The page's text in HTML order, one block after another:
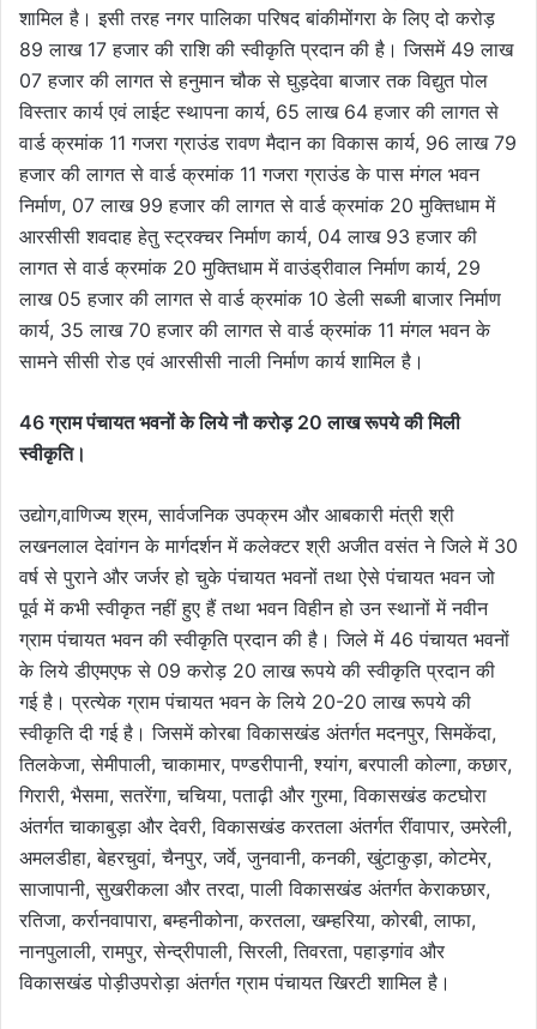
शामिल है। इसी तरह नगर पालिका परिषद बांकीमोंगरा के लिए दो करोड़
89 लाख 17 हजार की राशि की स्वीकृति प्रदान की है। जिसमें 49 लाख
07 हजार की लागत से हनुमान चौक से घुड़देवा बाजार तक विद्युत पोल
विस्तार कार्य एवं लाईट स्थापना कार्य, 65 लाख 64 हजार की लागत से
वार्ड क्रमांक 11 गजरा ग्राउंड रावण मैदान का विकास कार्य, 96 लाख 79
हजार की लागत से वार्ड क्रमांक 11 गजरा ग्राउंड के पास मंगल भवन
निर्माण, 07 लाख 99 हजार की लागत से वार्ड क्रमांक 20 मुक्तिधाम में
आरसीसी शवदाह हेतु स्ट्रक्चर निर्माण कार्य, 04 लाख 93 हजार की
लागत से वार्ड क्रमांक 20 मुक्तिधाम में वाउंड्रीवाल निर्माण कार्य, 29
लाख 05 हजार की लागत से वार्ड क्रमांक 10 डेली सब्जी बाजार निर्माण
कार्य, 35 लाख 70 हजार की लागत से वार्ड क्रमांक 11 मंगल भवन के
सामने सीसी रोड एवं आरसीसी नाली निर्माण कार्य शामिल है।
46 ग्राम पंचायत भवनों के लिये नौ करोड़ 20 लाख रूपये की मिली
स्वीकृति।
उद्योग,वाणिज्य श्रम, सार्वजनिक उपक्रम और आबकारी मंत्री श्री
लखनलाल देवांगन के मार्गदर्शन में कलेक्टर श्री अजीत वसंत ने जिले में 30
वर्ष से पुराने और जर्जर हो चुके पंचायत भवनों तथा ऐसे पंचायत भवन जो
पूर्व में कभी स्वीकृत नहीं हुए हैं तथा भवन विहीन हो उन स्थानों में नवीन
ग्राम पंचायत भवन की स्वीकृति प्रदान की है। जिले में 46 पंचायत भवनों
के लिये डीएमएफ से 09 करोड़ 20 लाख रूपये की स्वीकृति प्रदान की
गई है। प्रत्येक ग्राम पंचायत भवन के लिये 20-20 लाख रूपये की
स्वीकृति दी गई है। जिसमें कोरबा विकासखंड अंतर्गत मदनपुर, सिमकेंदा,
तिलकेजा, सेमीपाली, चाकामार, पण्डरीपानी, श्यांग, बरपाली कोल्गा, कछार,
गिरारी, भैसमा, सतरेंगा, चचिया, पताढ़ी और गुरमा, विकासखंड कटघोरा
अंतर्गत चाकाबुड़ा और देवरी, विकासखंड करतला अंतर्गत रींवापार, उमरेली,
अमलडीहा, बेहरचुवां, चैनपुर, जर्वे, जुनवानी, कनकी, खुंटाकुड़ा, कोटमेर,
साजापानी, सुखरीकला और तरदा, पाली विकासखंड अंतर्गत केराकछार,
रतिजा, कर्रानवापारा, बम्हनीकोना, करतला, खम्हरिया, कोरबी, लाफा,
नानपुलाली, रामपुर, सेन्द्रीपाली, सिरली, तिवरता, पहाड़गांव और
विकासखंड पोड़ीउपरोड़ा अंतर्गत ग्राम पंचायत खिरटी शामिल है।